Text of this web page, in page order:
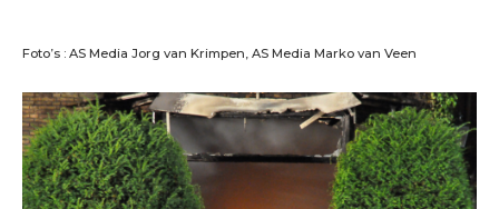
Foto’s : AS Media Jorg van Krimpen, AS Media Marko van Veen